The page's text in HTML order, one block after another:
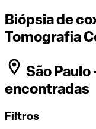
Biópsia de
Tomografia
São Paulo
encontradas
Filtros